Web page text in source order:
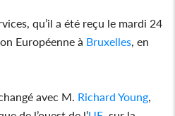
qu’il a été reçu le mardi 24
Européenne à Bruxelles, en
avec M. Richard Young,